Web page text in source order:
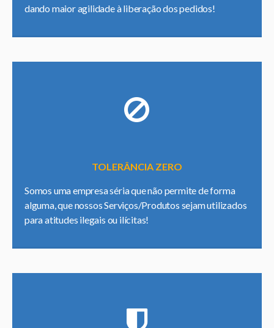
dando maior agilidade à liberação dos pedidos!
TOLERÂNCIA ZERO
Somos uma empresa séria que não permite de forma
alguma, que nossos Serviços/Produtos sejam utilizados
para atitudes ilegais ou ilícitas!